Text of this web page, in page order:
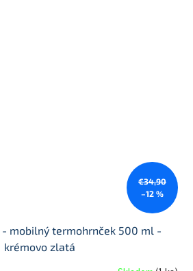
€34,90
–12 %
mobilný termohrnček 500 ml -
krémovo zlatá